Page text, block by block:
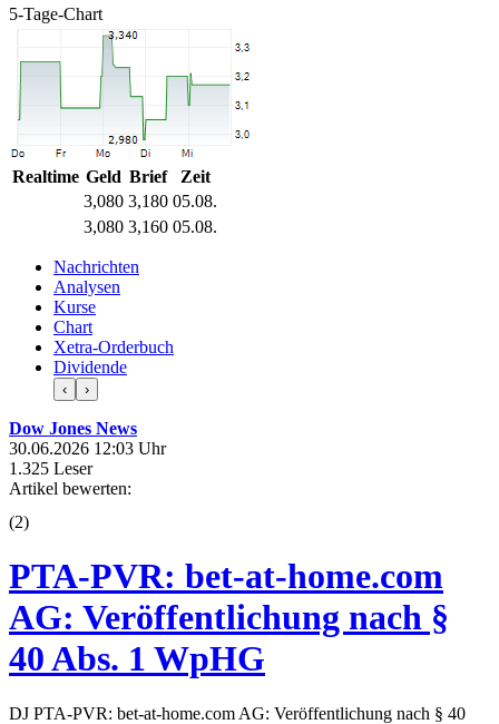
5-Tage-Chart
Realtime Geld Brief
Zeit
3,080 3,180 05.08.
3,080 3,160 05.08.
Nachrichten
Analysen
Kurse
Chart
Xetra-Orderbuch
Dividende
‹ ›
Dow Jones News
30.06.2026 12:03 Uhr
1.325 Leser
Artikel bewerten:
(2)
PTA-PVR: bet-at-home.com
AG: Veröffentlichung nach §
40 Abs. 1 WpHG
DJ PTA-PVR: bet-at-home.com AG: Veröffentlichung nach § 40